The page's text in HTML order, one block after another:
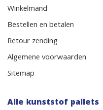
Winkelmand
Bestellen en betalen
Retour zending
Algemene voorwaarden
Sitemap
Alle kunststof pallets